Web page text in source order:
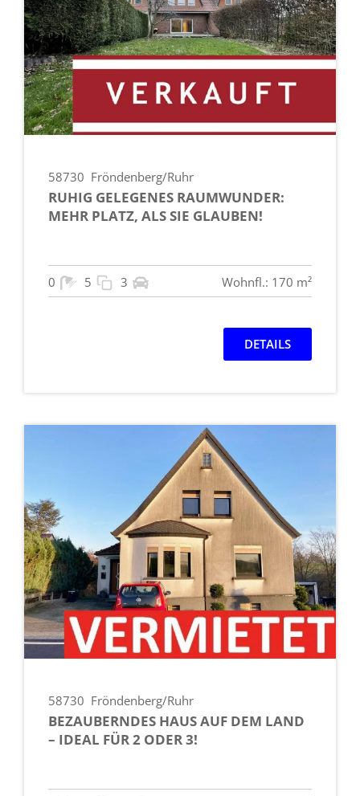
58730 Fröndenberg/Ruhr
RUHIG GELEGENES RAUMWUNDER:
MEHR PLATZ, ALS SIE GLAUBEN!
0 5 3 Wohnfl.: 170 m²
DETAILS
58730 Fröndenberg/Ruhr
BEZAUBERNDES HAUS AUF DEM LAND
– IDEAL FÜR 2 ODER 3!